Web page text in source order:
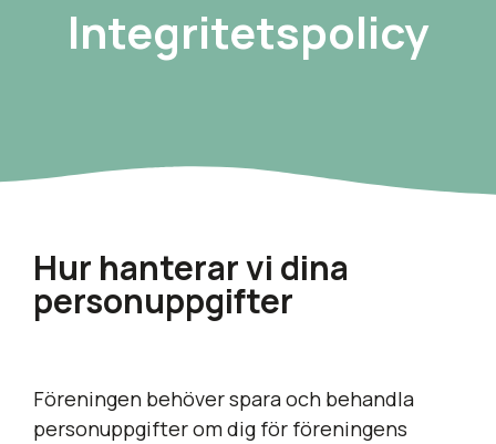
Integritetspolicy
Hur hanterar vi dina
personuppgifter
Föreningen behöver spara och behandla
personuppgifter om dig för föreningens